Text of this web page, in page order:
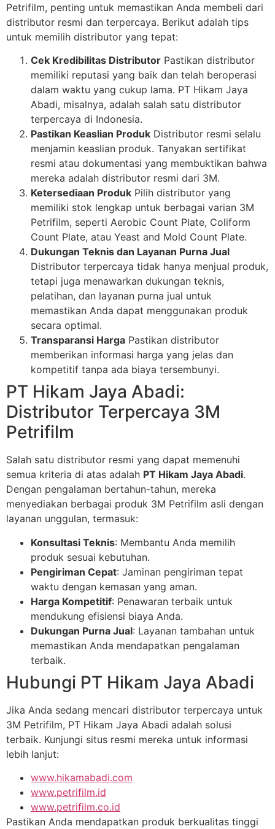
Petrifilm, penting untuk memastikan Anda membeli dari
distributor resmi dan terpercaya. Berikut adalah tips
untuk memilih distributor yang tepat:
Cek Kredibilitas Distributor Pastikan distributor
memiliki reputasi yang baik dan telah beroperasi
dalam waktu yang cukup lama. PT Hikam Jaya
Abadi, misalnya, adalah salah satu distributor
terpercaya di Indonesia.
Pastikan Keaslian Produk Distributor resmi selalu
menjamin keaslian produk. Tanyakan sertifikat
resmi atau dokumentasi yang membuktikan bahwa
mereka adalah distributor resmi dari 3M.
Ketersediaan Produk Pilih distributor yang
memiliki stok lengkap untuk berbagai varian 3M
Petrifilm, seperti Aerobic Count Plate, Coliform
Count Plate, atau Yeast and Mold Count Plate.
Dukungan Teknis dan Layanan Purna Jual
Distributor terpercaya tidak hanya menjual produk,
tetapi juga menawarkan dukungan teknis,
pelatihan, dan layanan purna jual untuk
memastikan Anda dapat menggunakan produk
secara optimal.
Transparansi Harga Pastikan distributor
memberikan informasi harga yang jelas dan
kompetitif tanpa ada biaya tersembunyi.
PT Hikam Jaya Abadi:
Distributor Terpercaya 3M
Petrifilm
Salah satu distributor resmi yang dapat memenuhi
semua kriteria di atas adalah PT Hikam Jaya Abadi.
Dengan pengalaman bertahun-tahun, mereka
menyediakan berbagai produk 3M Petrifilm asli dengan
layanan unggulan, termasuk:
Konsultasi Teknis: Membantu Anda memilih
produk sesuai kebutuhan.
Pengiriman Cepat: Jaminan pengiriman tepat
waktu dengan kemasan yang aman.
Harga Kompetitif: Penawaran terbaik untuk
mendukung efisiensi biaya Anda.
Dukungan Purna Jual: Layanan tambahan untuk
memastikan Anda mendapatkan pengalaman
terbaik.
Hubungi PT Hikam Jaya Abadi
Jika Anda sedang mencari distributor terpercaya untuk
3M Petrifilm, PT Hikam Jaya Abadi adalah solusi
terbaik. Kunjungi situs resmi mereka untuk informasi
lebih lanjut:
www.hikamabadi.com
www.petrifilm.id
www.petrifilm.co.id
Pastikan Anda mendapatkan produk berkualitas tinggi